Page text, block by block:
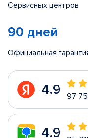
Сервисных центров
90 дней
Официальная
4.9 97
4.9